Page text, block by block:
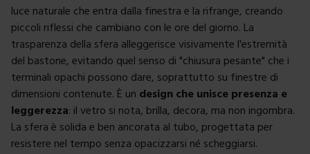
luce naturale che entra dalla finestra e la rifrange, creando
piccoli riflessi che cambiano con le ore del giorno. La
trasparenza della sfera alleggerisce visivamente l'estremità
del bastone, evitando quel senso di "chiusura pesante" che i
terminali opachi possono dare, soprattutto su finestre di
dimensioni contenute. È un design che unisce presenza e
leggerezza: il vetro si nota, brilla, decora, ma non ingombra.
La sfera è solida e ben ancorata al tubo, progettata per
resistere nel tempo senza opacizzarsi né scheggiarsi.